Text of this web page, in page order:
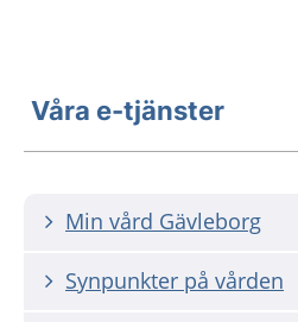
Våra e-tjänster
Min vård Gävleborg
Synpunkter på vården